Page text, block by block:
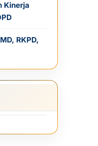
Kinerja
RKPD,